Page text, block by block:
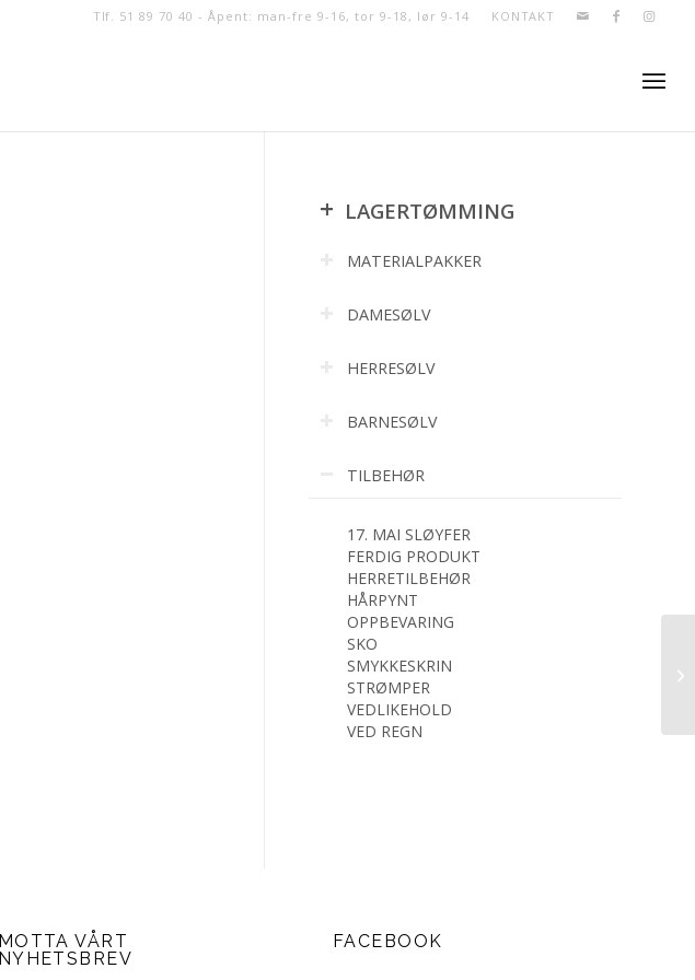
KONTAKT
Tlf. 51 89 70 40 - Åpent: man-fre 9-16, tor 9-18, lør 9-14
+ LAGERTØMMING
MATERIALPAKKER
DAMESØLV
HERRESØLV
BARNESØLV
TILBEHØR
17. MAI SLØYFER
FERDIG PRODUKT
HERRETILBEHØR
HÅRPYNT
OPPBEVARING
SKO
SMYKKESKRIN
STRØMPER
VEDLIKEHOLD
VED REGN
MOTTA VÅRT
NYHETSBREV
FACEBOOK